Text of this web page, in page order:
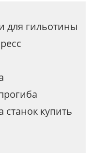
для гильотины
станок купить